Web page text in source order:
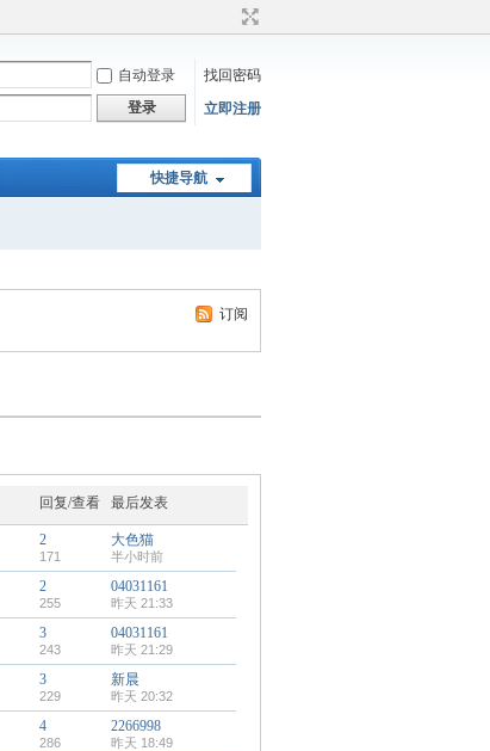
自动登录
找回密码
登录 立即注册
快捷导航
订阅
回复/查看 最后发表
2
171
大色猫
半小时前
2
255
04031161
昨天 21:33
3
243
04031161
昨天 21:29
3
229
新晨
昨天 20:32
4
286
2266998
昨天 18:49